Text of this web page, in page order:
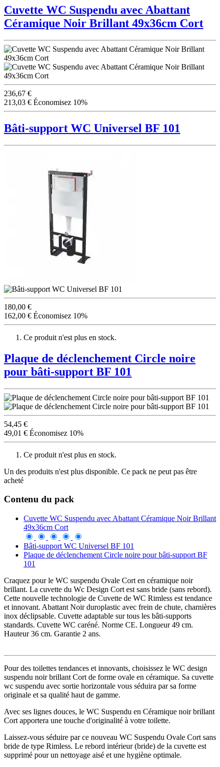
Cuvette WC Suspendu avec Abattant
Céramique Noir Brillant 49x36cm Cort
236,67 €
213,03 € Économisez 10%
Bâti-support WC Universel BF 101
180,00 €
162,00 € Économisez 10%
Ce produit n'est plus en stock.
Plaque de déclenchement Circle noire
pour bâti-support BF 101
54,45 €
49,01 € Économisez 10%
Ce produit n'est plus en stock.
Un des produits n'est plus disponible. Ce pack ne peut pas être
acheté
Contenu du pack
Cuvette WC Suspendu avec Abattant Céramique Noir Brillant
49x36cm Cort
Bâti-support WC Universel BF 101
Plaque de déclenchement Circle noire pour bâti-support BF
101
Craquez pour le WC suspendu Ovale Cort en céramique noir
brillant. La cuvette du Wc Design Cort est sans bride (sans rebord).
Cette nouvelle technologie de Cuvette de WC Rimless est tendance
et innovant. Abattant Noir duroplastic avec frein de chute, charnières
inox déclipsable. Cuvette adaptable sur tous les bâti-supports
standards. Cuvette WC caréné. Norme CE. Longueur 49 cm.
Hauteur 36 cm. Garantie 2 ans.
Pour des toilettes tendances et innovants, choisissez le WC design
suspendu noir brillant Cort de forme ovale en céramique. Sa cuvette
wc suspendu avec sortie horizontale vous séduira par sa forme
originale et sa qualité haut de gamme.
Avec ses lignes douces, le WC Suspendu en Céramique noir brillant
Cort apportera une touche d'originalité à votre toilette.
Laissez-vous séduire par ce nouveau WC Suspendu Ovale Cort sans
bride de type Rimless. Le rebord intérieur (bride) de la cuvette est
supprimé pour un nettoyage aisé et une hygiène optimale.